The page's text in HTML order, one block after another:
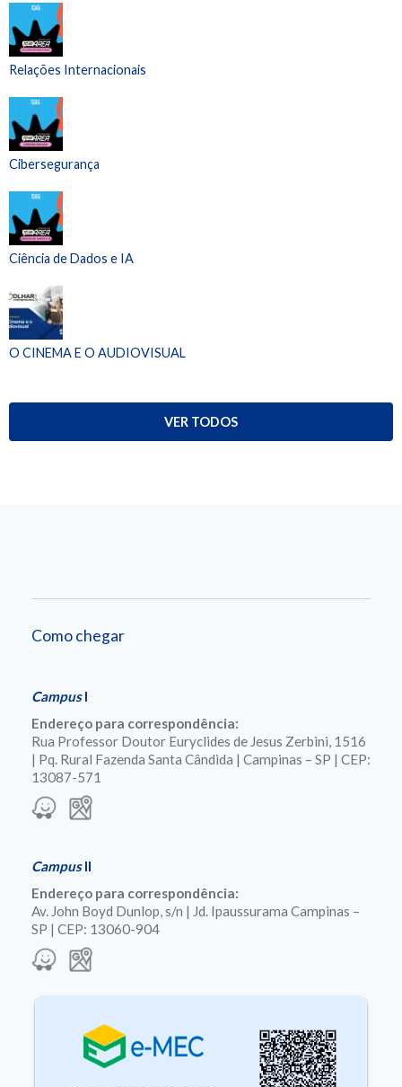
Relações Internacionais
Cibersegurança
Ciência de Dados e IA
O CINEMA E O AUDIOVISUAL
VER TODOS
Como chegar
CampusI
Endereço para correspondência:
Rua Professor Doutor Euryclides de Jesus Zerbini, 1516
| Pq. Rural Fazenda Santa Cândida | Campinas – SP | CEP:
13087-571
CampusII
Endereço para correspondência:
Av. John Boyd Dunlop, s/n | Jd. Ipaussurama Campinas –
SP | CEP: 13060-904